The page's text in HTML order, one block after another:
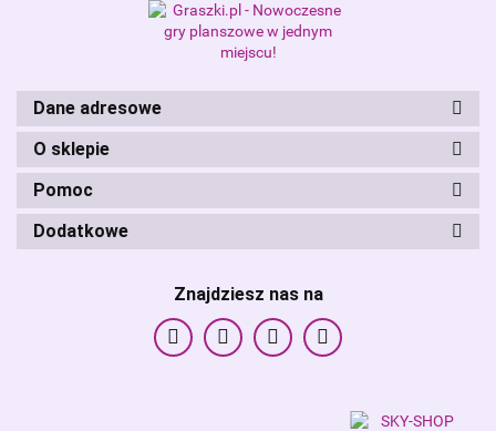
Alis Games – producent gier
planszowych i RPG
Dane adresowe
O sklepie
Pomoc
Dodatkowe
Znajdziesz nas na